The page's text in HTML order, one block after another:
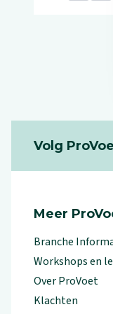
Volg
Meer
Branche
Workshops en
Over ProVoet
Klachten